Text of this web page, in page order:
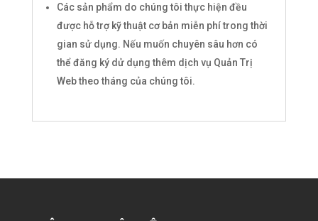
Các sản phẩm do chúng tôi thực hiện đều
được hỗ trợ kỹ thuật cơ bản miễn phí trong thời
gian sử dụng. Nếu muốn chuyên sâu hơn có
thể đăng ký dử dụng thêm dịch vụ Quản Trị
Web theo tháng của chúng tôi.